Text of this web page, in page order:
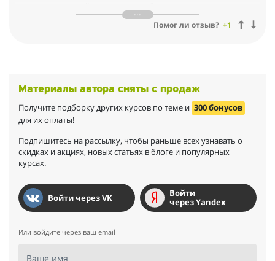
этим срочно надо что-то делать, оправдываться маленьким
ребенком и отсутствием времени больше нельзя и я
Помог ли отзыв? +1
Материалы автора сняты с продаж
Получите подборку других курсов по теме и 300 бонусов
для их оплаты!
Подпишитесь на рассылку, чтобы раньше всех узнавать о
скидках и акциях, новых статьях в блоге и популярных
курсах.
Войти через VK
Войти
через Yandex
Или войдите через ваш email
Ваше имя